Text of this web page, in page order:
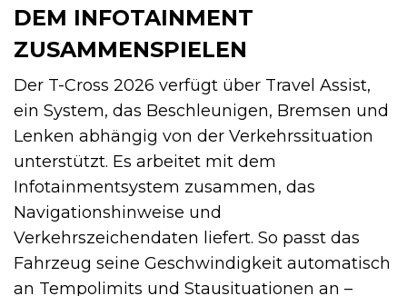
DEM INFOTAINMENT
ZUSAMMENSPIELEN
Der T-Cross 2026 verfügt über Travel Assist,
ein System, das Beschleunigen, Bremsen und
Lenken abhängig von der Verkehrssituation
unterstützt. Es arbeitet mit dem
Infotainmentsystem zusammen, das
Navigationshinweise und
Verkehrszeichendaten liefert. So passt das
Fahrzeug seine Geschwindigkeit automatisch
an Tempolimits und Stausituationen an –